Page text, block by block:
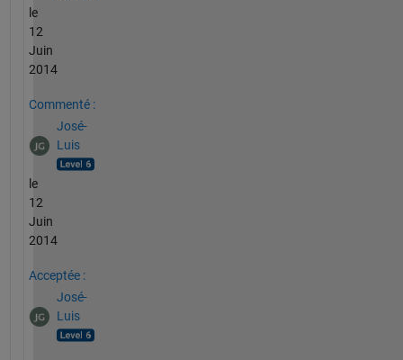
le
12
Juin
2014
Commenté :
José-
Luis
le
12
Juin
2014
Acceptée :
José-
Luis